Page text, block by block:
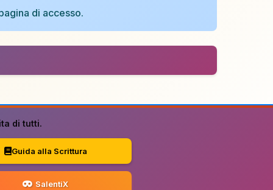
di accesso.
di tutti.
Guida alla Scrittura
SalentiX